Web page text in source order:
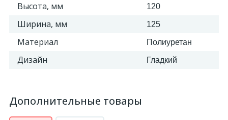
Высота, мм 120
Ширина, мм 125
Материал Полиуретан
Дизайн Гладкий
Дополнительные товары